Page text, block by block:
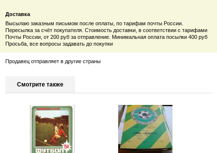
Доставка
Высылаю заказным письмом после оплаты, по тарифам почты России.
Пересылка за счёт покупателя. Стоимость доставки, в соответствии с тарифами
Почты России, от 200 руб за отправление. Минимальная оплата посылки 400 руб
Просьба, все вопросы задавать до покупки
Продавец отправляет в другие страны
Смотрите также